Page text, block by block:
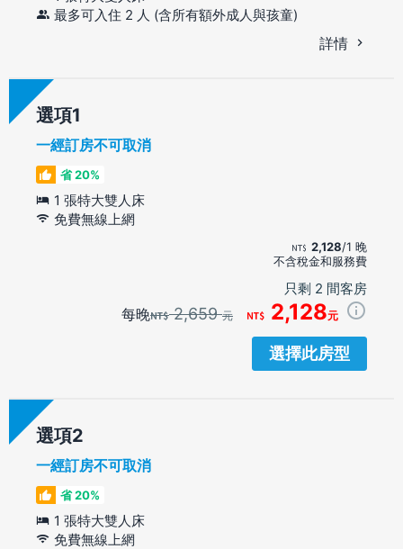
最多可入住 2 人 (含所有額外成人與孩童)
詳情
選項
一經訂房不可取消
省 20%
1 張特大雙人床
免費無線上網
2,128/1 晚
不含稅金和服務費
只剩 2 間客房
每晚 2,659元 2,128元
選擇此房型
選項
一經訂房不可取消
省 20%
1 張特大雙人床
免費無線上網